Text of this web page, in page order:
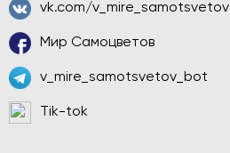
vk.com/v_mire_samotsvetov
Мир Самоцветов
v_mire_samotsvetov_bot
Tik-tok